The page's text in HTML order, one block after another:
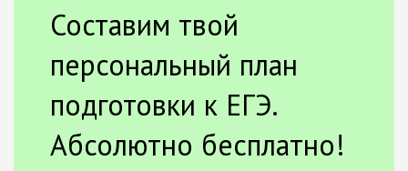
Составим твой
персональный план
подготовки к ЕГЭ.
Абсолютно бесплатно!